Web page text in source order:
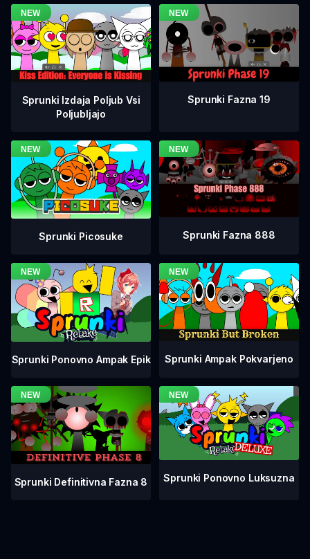
Sprunki Izdaja Poljub Vsi
Poljubljajo
Sprunki Fazna 19
Sprunki Picosuke Sprunki Fazna 888
Sprunki Ponovno Ampak Epik Sprunki Ampak Pokvarjeno
Sprunki Definitivna Fazna 8 Sprunki Ponovno Luksuzna